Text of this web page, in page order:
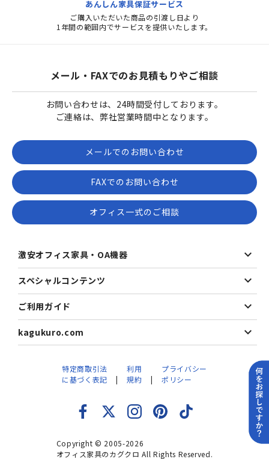
あんしん家具保証サービス
ご購入いただいた商品の引渡し日より
1年間の範囲内でサービスを提供いたします。
メール・FAXでのお見積もりやご相談
お問い合わせは、24時間受付しております。
ご連絡は、弊社営業時間中となります。
メールでのお問い合わせ
FAXでのお問い合わせ
オフィス一式のご相談
激安オフィス家具・OA機器
スペシャルコンテンツ
ご利用ガイド
kagukuro.com
Copyright © 2005-2026
オフィス家具のカグクロ All Rights Reserved.
特定商取引法
に基づく表記
利用
規約
プライバシー
ポリシー